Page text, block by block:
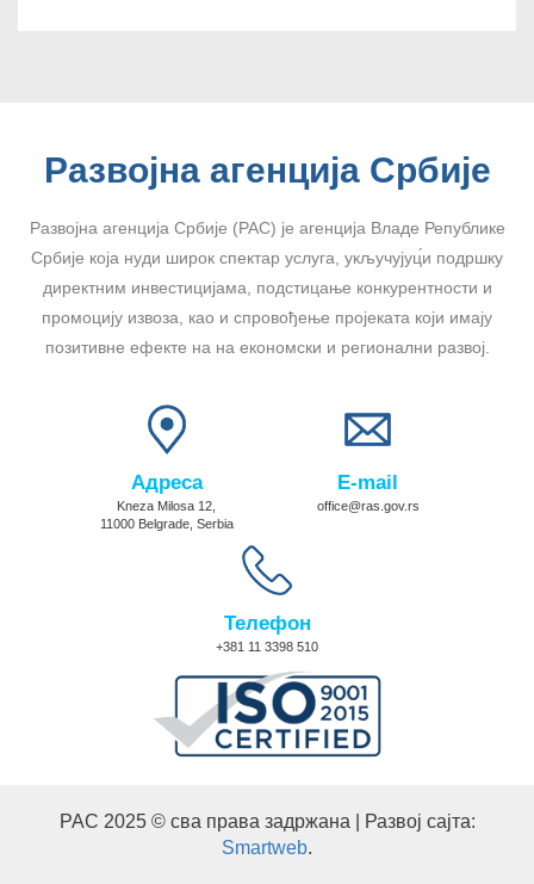
Развојна агенција Србије
Развојна агенција Србије (РАС) је агенција Владе Републике
Србије која нуди широк спектар услуга, укључујуц́и подршку
директним инвестицијама, подстицање конкурентности и
промоцију извоза, као и спровођење пројеката који имају
позитивне ефекте на на економски и регионални развој.
Адреса
Kneza Milosa 12,
11000 Belgrade, Serbia
E-mail
office@ras.gov.rs
Телефон
+381 11 3398 510
РАС 2025 © сва права задржана | Развој сајта:
Smartweb.